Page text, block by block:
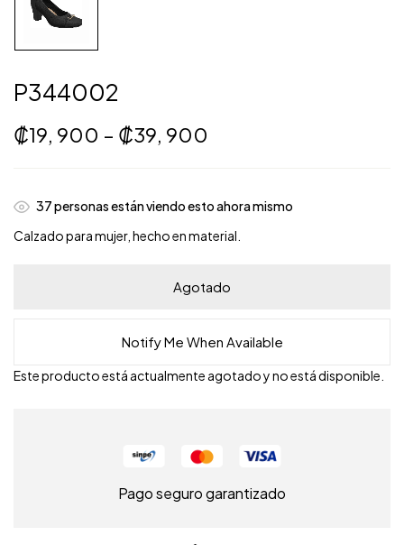
P344002
₡19, 900 – ₡39, 900
37personas están viendo esto ahora mismo
Calzado para mujer, hecho en material.
Agotado
Notify Me When Available
Este producto está actualmente agotado y no está disponible.
Pago seguro garantizado